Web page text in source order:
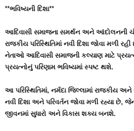
**ભવિષ્યની દિશા**
આદિવાસી સમાજના સમર્થન અને આંદોલનની
રાજકીય પરિસ્થિતિમાં નવી દિશા જોવા મળી
નેતાઓ આદિવાસી સમાજની કલ્યાણ માટે
પ્રયત્નોનું પરિણામ ભવિષ્યમાં સ્પષ્ટ થશે.
આ પરિસ્થિતિમાં, નર્મદા જિલ્લામાં રાજકીય
નવી દિશા અને પરિવર્તન જોવા મળી રહ્યા છે,
જીવનમાં સુધારો અને વિકાસ શક્ય બનશે.